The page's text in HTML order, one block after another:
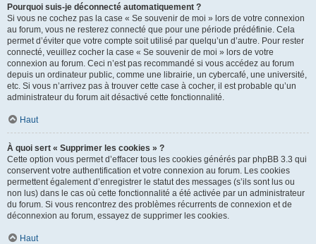
Pourquoi suis-je déconnecté automatiquement ?
Si vous ne cochez pas la case « Se souvenir de moi » lors de votre connexion
au forum, vous ne resterez connecté que pour une période prédéfinie. Cela
permet d’éviter que votre compte soit utilisé par quelqu’un d’autre. Pour rester
connecté, veuillez cocher la case « Se souvenir de moi » lors de votre
connexion au forum. Ceci n’est pas recommandé si vous accédez au forum
depuis un ordinateur public, comme une librairie, un cybercafé, une université,
etc. Si vous n’arrivez pas à trouver cette case à cocher, il est probable qu’un
administrateur du forum ait désactivé cette fonctionnalité.
Haut
À quoi sert « Supprimer les cookies » ?
Cette option vous permet d’effacer tous les cookies générés par phpBB 3.3 qui
conservent votre authentification et votre connexion au forum. Les cookies
permettent également d’enregistrer le statut des messages (s’ils sont lus ou
non lus) dans le cas où cette fonctionnalité a été activée par un administrateur
du forum. Si vous rencontrez des problèmes récurrents de connexion et de
déconnexion au forum, essayez de supprimer les cookies.
Haut